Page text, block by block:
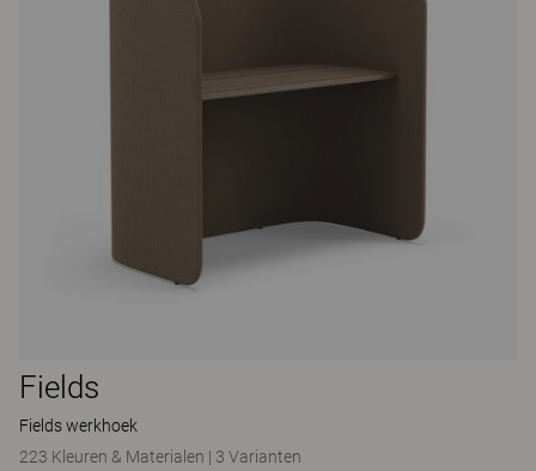
Fields
Fields werkhoek
223 Kleuren & Materialen | 3 Varianten